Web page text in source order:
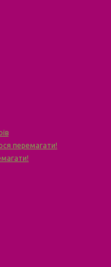
перемагати!